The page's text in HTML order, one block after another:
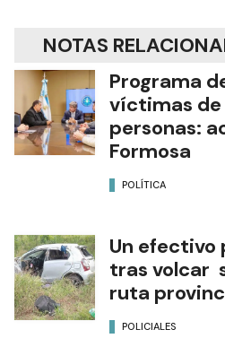
NOTAS
Programa
víctimas
personas:
Formosa
POLÍTICA
Un efectivo
tras volcar
ruta
POLICIALES